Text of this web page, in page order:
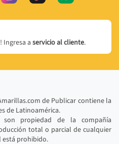
Ingresa a servicio al cliente.
de Publicar contiene la
de Latinoamérica.
son propiedad de la compañía
total o parcial de cualquier
está prohibido.